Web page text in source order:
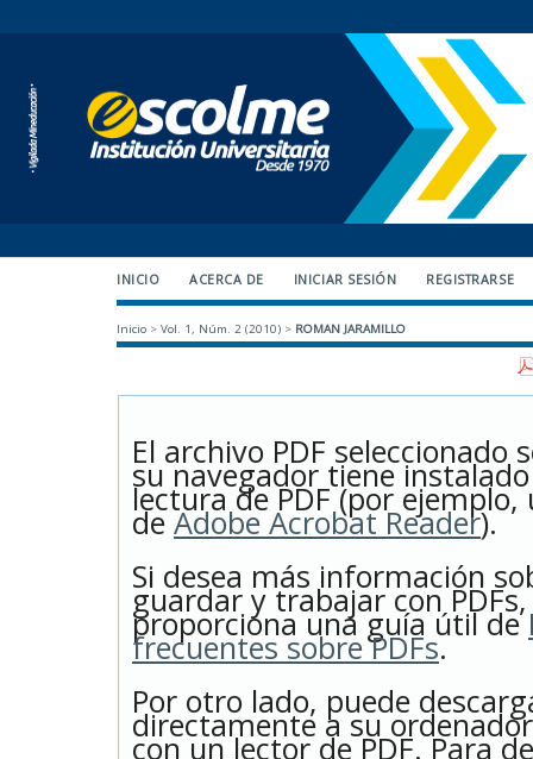
INICIO ACERCA DE INICIAR SESIÓN REGISTRARSE
Inicio > Vol. 1, Núm. 2 (2010) > ROMAN JARAMILLO
El archivo PDF seleccionado
su navegador tiene
lectura de PDF (por
deAdobe Acrobat Reader).
Si desea más información
guardar y trabajar con
proporciona una guía útil de
frecuentes sobre PDFs.
Por otro lado, puede
directamente a su
con un lector de PDF. Para